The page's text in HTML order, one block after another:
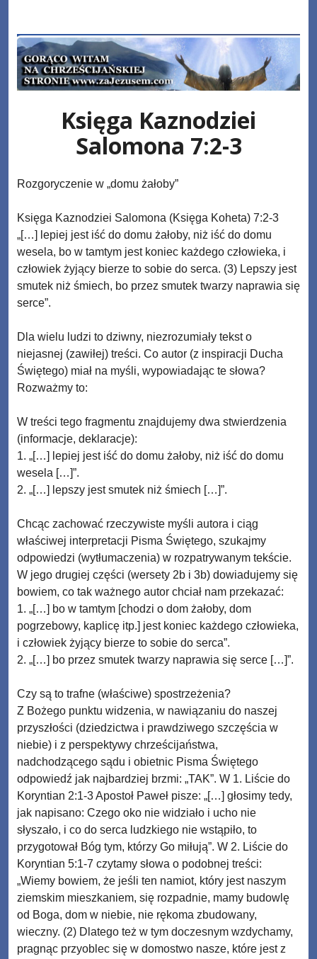
content
www.zaJezusem.com
Księga Kaznodziei
Salomona 7:2-3
Rozgoryczenie w „domu żałoby”
Księga Kaznodziei Salomona (Księga Koheta) 7:2-3
„[…] lepiej jest iść do domu żałoby, niż iść do domu
wesela, bo w tamtym jest koniec każdego człowieka, i
człowiek żyjący bierze to sobie do serca. (3) Lepszy jest
smutek niż śmiech, bo przez smutek twarzy naprawia się
serce”.
Dla wielu ludzi to dziwny, niezrozumiały tekst o
niejasnej (zawiłej) treści. Co autor (z inspiracji Ducha
Świętego) miał na myśli, wypowiadając te słowa?
Rozważmy to:
W treści tego fragmentu znajdujemy dwa stwierdzenia
(informacje, deklaracje):
1. „[…] lepiej jest iść do domu żałoby, niż iść do domu
wesela […]”.
2. „[…] lepszy jest smutek niż śmiech […]”.
Chcąc zachować rzeczywiste myśli autora i ciąg
właściwej interpretacji Pisma Świętego, szukajmy
odpowiedzi (wytłumaczenia) w rozpatrywanym tekście.
W jego drugiej części (wersety 2b i 3b) dowiadujemy się
bowiem, co tak ważnego autor chciał nam przekazać:
1. „[…] bo w tamtym [chodzi o dom żałoby, dom
pogrzebowy, kaplicę itp.] jest koniec każdego człowieka,
i człowiek żyjący bierze to sobie do serca”.
2. „[…] bo przez smutek twarzy naprawia się serce […]”.
Czy są to trafne (właściwe) spostrzeżenia?
Z Bożego punktu widzenia, w nawiązaniu do naszej
przyszłości (dziedzictwa i prawdziwego szczęścia w
niebie) i z perspektywy chrześcijaństwa,
nadchodzącego sądu i obietnic Pisma Świętego
odpowiedź jak najbardziej brzmi: „TAK”. W 1. Liście do
Koryntian 2:1-3 Apostoł Paweł pisze: „[…] głosimy tedy,
jak napisano: Czego oko nie widziało i ucho nie
słyszało, i co do serca ludzkiego nie wstąpiło, to
przygotował Bóg tym, którzy Go miłują”. W 2. Liście do
Koryntian 5:1-7 czytamy słowa o podobnej treści:
„Wiemy bowiem, że jeśli ten namiot, który jest naszym
ziemskim mieszkaniem, się rozpadnie, mamy budowlę
od Boga, dom w niebie, nie rękoma zbudowany,
wieczny. (2) Dlatego też w tym doczesnym wzdychamy,
pragnąc przyoblec się w domostwo nasze, które jest z